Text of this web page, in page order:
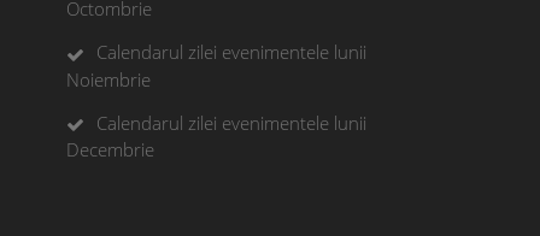
Octombrie
Calendarul zilei evenimentele lunii
Noiembrie
Calendarul zilei evenimentele lunii
Decembrie